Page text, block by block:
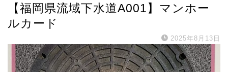
【福岡県流域下水道A001】マンホー
ルカード
2025年8月13日